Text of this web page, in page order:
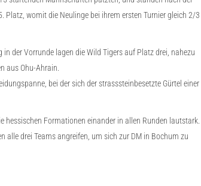
Platz, womit die Neulinge bei ihrem ersten Turnier gleich 2/3
der Vorrunde lagen die Wild Tigers auf Platz drei, nahezu
aus Ohu-Ahrain.
bei der sich der strasssteinbesetzte Gürtel einer
hessischen Formationen einander in allen Runden lautstark.
alle drei Teams angreifen, um sich zur DM in Bochum zu